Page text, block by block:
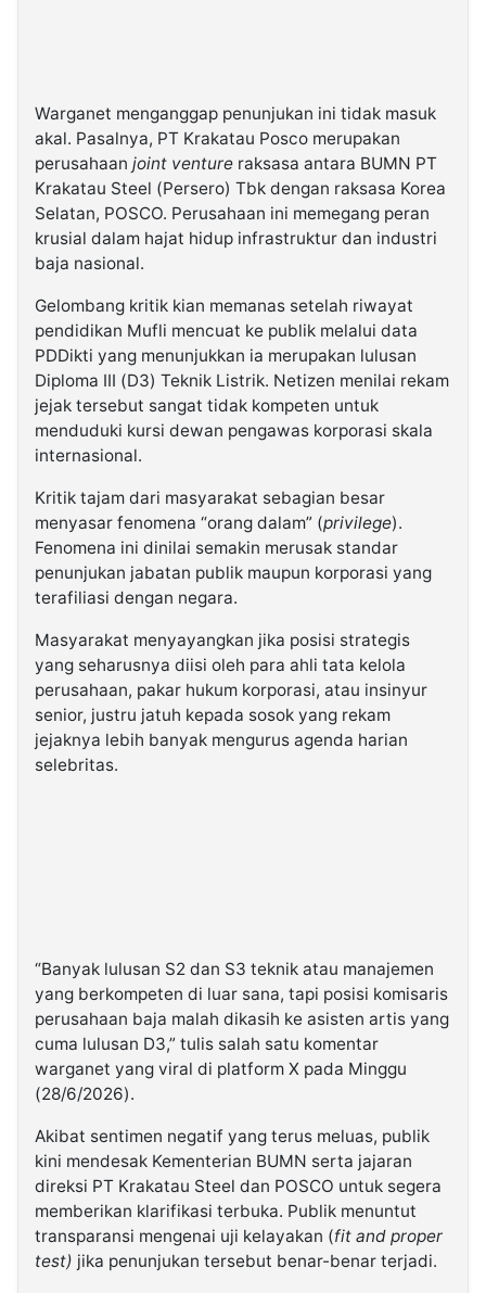
Warganet menganggap penunjukan ini tidak masuk
akal. Pasalnya, PT Krakatau Posco merupakan
perusahaan joint venture raksasa antara BUMN PT
Krakatau Steel (Persero) Tbk dengan raksasa Korea
Selatan, POSCO. Perusahaan ini memegang peran
krusial dalam hajat hidup infrastruktur dan industri
baja nasional.
Gelombang kritik kian memanas setelah riwayat
pendidikan Mufli mencuat ke publik melalui data
PDDikti yang menunjukkan ia merupakan lulusan
Diploma III (D3) Teknik Listrik. Netizen menilai rekam
jejak tersebut sangat tidak kompeten untuk
menduduki kursi dewan pengawas korporasi skala
internasional.
Kritik tajam dari masyarakat sebagian besar
menyasar fenomena “orang dalam” (privilege).
Fenomena ini dinilai semakin merusak standar
penunjukan jabatan publik maupun korporasi yang
terafiliasi dengan negara.
Masyarakat menyayangkan jika posisi strategis
yang seharusnya diisi oleh para ahli tata kelola
perusahaan, pakar hukum korporasi, atau insinyur
senior, justru jatuh kepada sosok yang rekam
jejaknya lebih banyak mengurus agenda harian
selebritas.
“Banyak lulusan S2 dan S3 teknik atau manajemen
yang berkompeten di luar sana, tapi posisi komisaris
perusahaan baja malah dikasih ke asisten artis yang
cuma lulusan D3,” tulis salah satu komentar
warganet yang viral di platform X pada Minggu
(28/6/2026).
Akibat sentimen negatif yang terus meluas, publik
kini mendesak Kementerian BUMN serta jajaran
direksi PT Krakatau Steel dan POSCO untuk segera
memberikan klarifikasi terbuka. Publik menuntut
transparansi mengenai uji kelayakan (fit and proper
test) jika penunjukan tersebut benar-benar terjadi.